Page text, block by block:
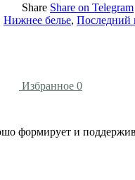
Избранное 0
Share Share on Telegram
Нижнее белье, Последний
формирует и